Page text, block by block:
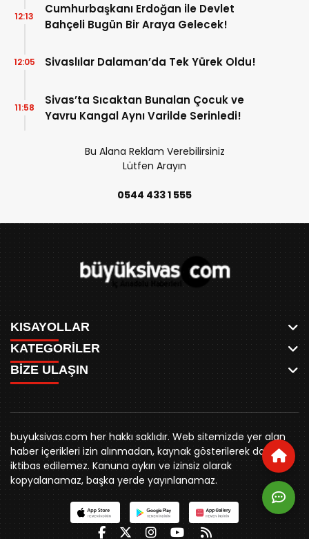
Cumhurbaşkanı Erdoğan ile Devlet
Bahçeli Bugün Bir Araya Gelecek!
12:13
Sivaslılar Dalaman’da Tek Yürek Oldu!
12:05
Sivas’ta Sıcaktan Bunalan Çocuk ve
Yavru Kangal Aynı Varilde Serinledi!
11:58
Bu Alana Reklam Verebilirsiniz
Lütfen Arayın
0544 433 1 555
KISAYOLLAR
ANASAYFA
AKSU CANLI
MEYDAN CANLI
MEDRESELER CANLI
MERAKÜM CANLI
YUKARI TEKKE CANLI
KURUMSAL KİMLİK
REKLAM FİYATLARI
BİZE ULAŞIN
KÜNYE
RESMİ İLANLAR
KATEGORİLER
WHATSAPP
SPOR
SİYASET
BELEDİYE
SİVAS VALİLİĞİ
ÜNİVERSİTE
KURUMLAR
STK
YORUM
İLÇELER
GENEL
BİZE ULAŞIN
0346 221 00 60
buyuksivashaber@gmail.com
Örtülüpınar Mah. İnönü Bulvarı Özkahya Apt. Kat:3 D:7
Sivas
buyuksivas.com her hakkı saklıdır. Web sitemizde yer alan
haber içerikleri izin alınmadan, kaynak gösterilerek dahi
iktibas edilemez. Kanuna aykırı ve izinsiz olarak
kopyalanamaz, başka yerde yayınlanamaz.